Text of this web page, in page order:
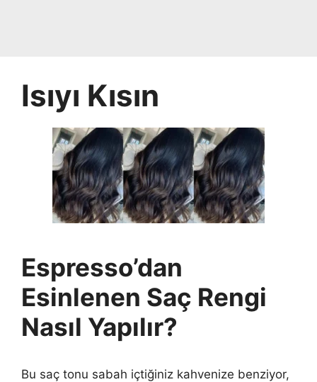
Isıyı Kısın
Espresso’dan
Esinlenen Saç Rengi
Nasıl Yapılır?
Bu saç tonu sabah içtiğiniz kahvenize benziyor,